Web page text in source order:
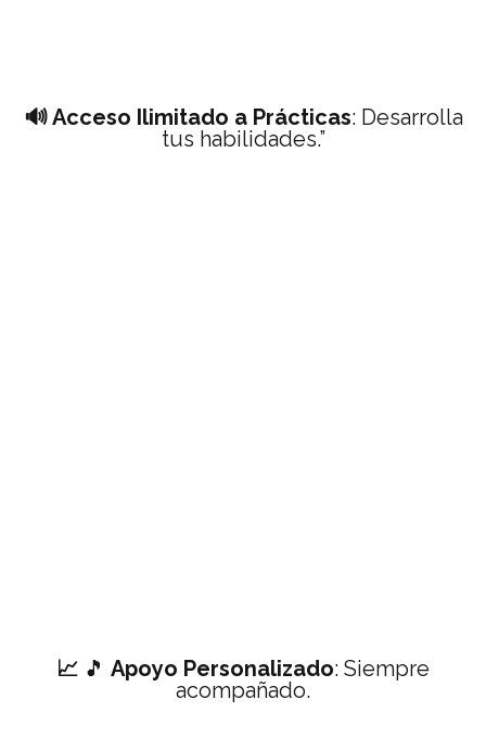
🔊 Acceso Ilimitado a Prácticas: Desarrolla
tus habilidades.”
📈 🎵 Apoyo Personalizado: Siempre
acompañado.